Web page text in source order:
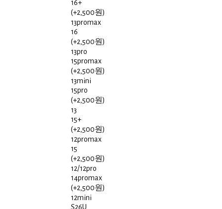
16+
(+2,500원)
13promax
16
(+2,500원)
13pro
15promax
(+2,500원)
13mini
15pro
(+2,500원)
13
15+
(+2,500원)
12promax
15
(+2,500원)
12/12pro
14promax
(+2,500원)
12mini
S26U